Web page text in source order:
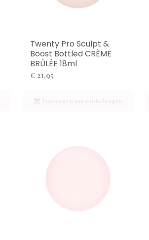
Twenty Pro Sculpt &
Boost Bottled CRÈME
BRÛLÉE 18ml
€ 21,95